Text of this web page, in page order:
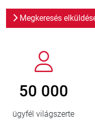
Megkeresés
800
új ügyfél/év